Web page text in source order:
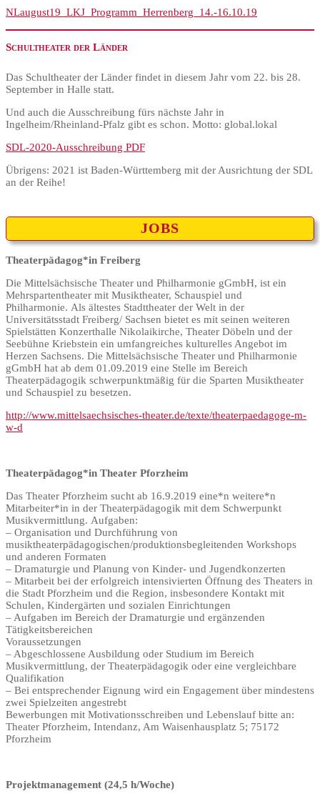
NLaugust19_LKJ_Programm_Herrenberg_14.-16.10.19
Schultheater der Länder
Das Schultheater der Länder findet in diesem Jahr vom 22. bis 28.
September in Halle statt.
Und auch die Ausschreibung fürs nächste Jahr in
Ingelheim/Rheinland-Pfalz gibt es schon. Motto: global.lokal
SDL-2020-Ausschreibung PDF
Übrigens: 2021 ist Baden-Württemberg mit der Ausrichtung der SDL
an der Reihe!
JOBS
Theaterpädagog*in Freiberg
Die Mittelsächsische Theater und Philharmonie gGmbH, ist ein
Mehrspartentheater mit Musiktheater, Schauspiel und
Philharmonie. Als ältestes Stadttheater der Welt in der
Universitätsstadt Freiberg/ Sachsen bietet es mit seinen weiteren
Spielstätten Konzerthalle Nikolaikirche, Theater Döbeln und der
Seebühne Kriebstein ein umfangreiches kulturelles Angebot im
Herzen Sachsens. Die Mittelsächsische Theater und Philharmonie
gGmbH hat ab dem 01.09.2019 eine Stelle im Bereich
Theaterpädagogik schwerpunktmäßig für die Sparten Musiktheater
und Schauspiel zu besetzen.
http://www.mittelsaechsisches-theater.de/texte/theaterpaedagoge-m-
w-d
Theaterpädagog*in Theater Pforzheim
Das Theater Pforzheim sucht ab 16.9.2019 eine*n weitere*n
Mitarbeiter*in in der Theaterpädagogik mit dem Schwerpunkt
Musikvermittlung. Aufgaben:
– Organisation und Durchführung von
musiktheaterpädagogischen/produktionsbegleitenden Workshops
und anderen Formaten
– Dramaturgie und Planung von Kinder- und Jugendkonzerten
– Mitarbeit bei der erfolgreich intensivierten Öffnung des Theaters in
die Stadt Pforzheim und die Region, insbesondere Kontakt mit
Schulen, Kindergärten und sozialen Einrichtungen
– Aufgaben im Bereich der Dramaturgie und ergänzenden
Tätigkeitsbereichen
Voraussetzungen
– Abgeschlossene Ausbildung oder Studium im Bereich
Musikvermittlung, der Theaterpädagogik oder eine vergleichbare
Qualifikation
– Bei entsprechender Eignung wird ein Engagement über mindestens
zwei Spielzeiten angestrebt
Bewerbungen mit Motivationsschreiben und Lebenslauf bitte an:
Theater Pforzheim, Intendanz, Am Waisenhausplatz 5; 75172
Pforzheim
Projektmanagement (24,5 h/Woche)